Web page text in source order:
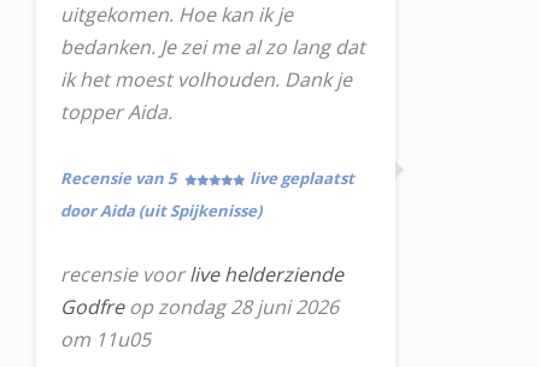
uitgekomen. Hoe kan ik je
bedanken. Je zei me al zo lang dat
ik het moest volhouden. Dank je
topper Aida.
Recensie van 5
live geplaatst
door Aida (uit Spijkenisse)
recensie voorlive helderziende
Godfreop zondag 28 juni 2026
om 11u05